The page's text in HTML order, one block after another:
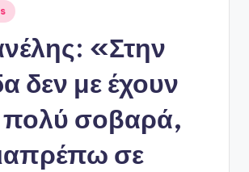
«Στην
δεν με έχουν
πολύ σοβαρά,
σε